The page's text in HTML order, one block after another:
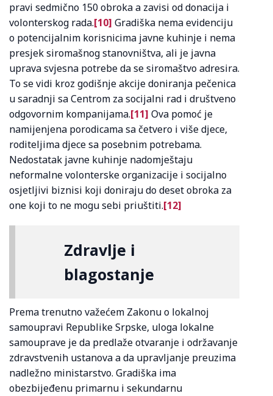
pravi sedmično 150 obroka a zavisi od donacija i
volonterskog rada.[10] Gradiška nema evidenciju
o potencijalnim korisnicima javne kuhinje i nema
presjek siromašnog stanovništva, ali je javna
uprava svjesna potrebe da se siromaštvo adresira.
To se vidi kroz godišnje akcije doniranja pečenica
u saradnji sa Centrom za socijalni rad i društveno
odgovornim kompanijama.[11] Ova pomoć je
namijenjena porodicama sa četvero i više djece,
roditeljima djece sa posebnim potrebama.
Nedostatak javne kuhinje nadomještaju
neformalne volonterske organizacije i socijalno
osjetljivi biznisi koji doniraju do deset obroka za
one koji to ne mogu sebi priuštiti.[12]
Zdravlje i
blagostanje
Prema trenutno važećem Zakonu o lokalnoj
samoupravi Republike Srpske, uloga lokalne
samouprave je da predlaže otvaranje i održavanje
zdravstvenih ustanova a da upravljanje preuzima
nadležno ministarstvo. Gradiška ima
obezbijeđenu primarnu i sekundarnu